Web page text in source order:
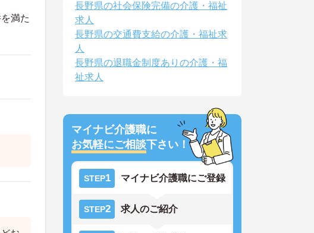
満た
長野県の社会保険完備の介護・福祉
求人
長野県の交通費支給の介護・福祉求
人
長野県の退職金制度ありの介護・福
祉求人
マイナビ介護職に
お気軽にご相談下さい！
STEP1 マイナビ介護職にご登録
STEP2 求人のご紹介